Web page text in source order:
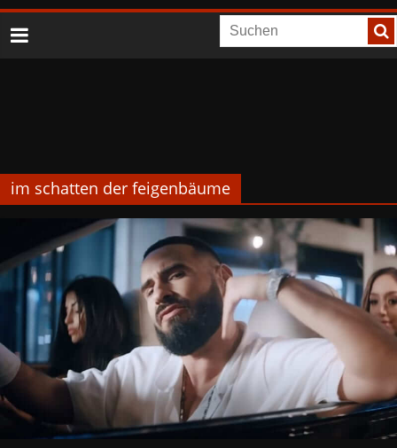
im schatten der feigenbäume